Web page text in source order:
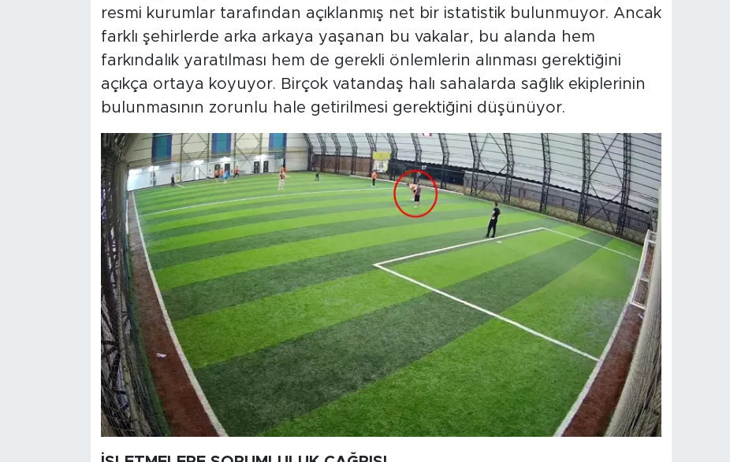
resmi kurumlar tarafından açıklanmış net bir istatistik bulunmuyor. Ancak
farklı şehirlerde arka arkaya yaşanan bu vakalar, bu alanda hem
farkındalık yaratılması hem de gerekli önlemlerin alınması gerektiğini
açıkça ortaya koyuyor. Birçok vatandaş halı sahalarda sağlık ekiplerinin
bulunmasının zorunlu hale getirilmesi gerektiğini düşünüyor.